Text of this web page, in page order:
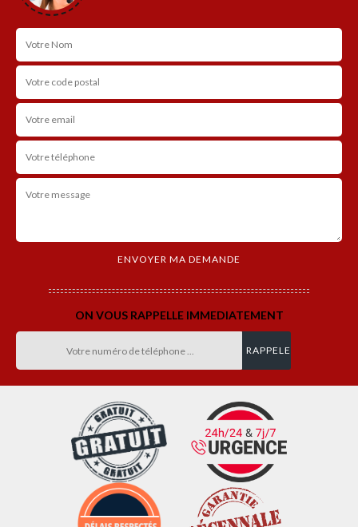
ON VOUS RAPPELLE IMMEDIATEMENT